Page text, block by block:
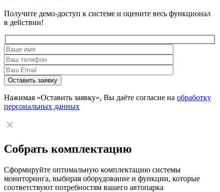
Получите демо-доступ к системе и оцените весь функционал
в действии!
Нажимая «Оставить заявку», Вы даёте согласие на обработку
персональных данных
Собрать комплектацию
Сформируйте оптимальную комплектацию системы
мониторинга, выбирая оборудование и функции, которые
соответствуют потребностям вашего автопарка